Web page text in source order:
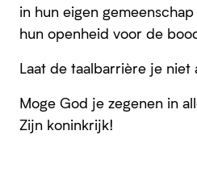
in hun eigen
hun openheid voor de
Laat de taalbarrière je niet
Moge God je zegenen in
Zijn koninkrijk!